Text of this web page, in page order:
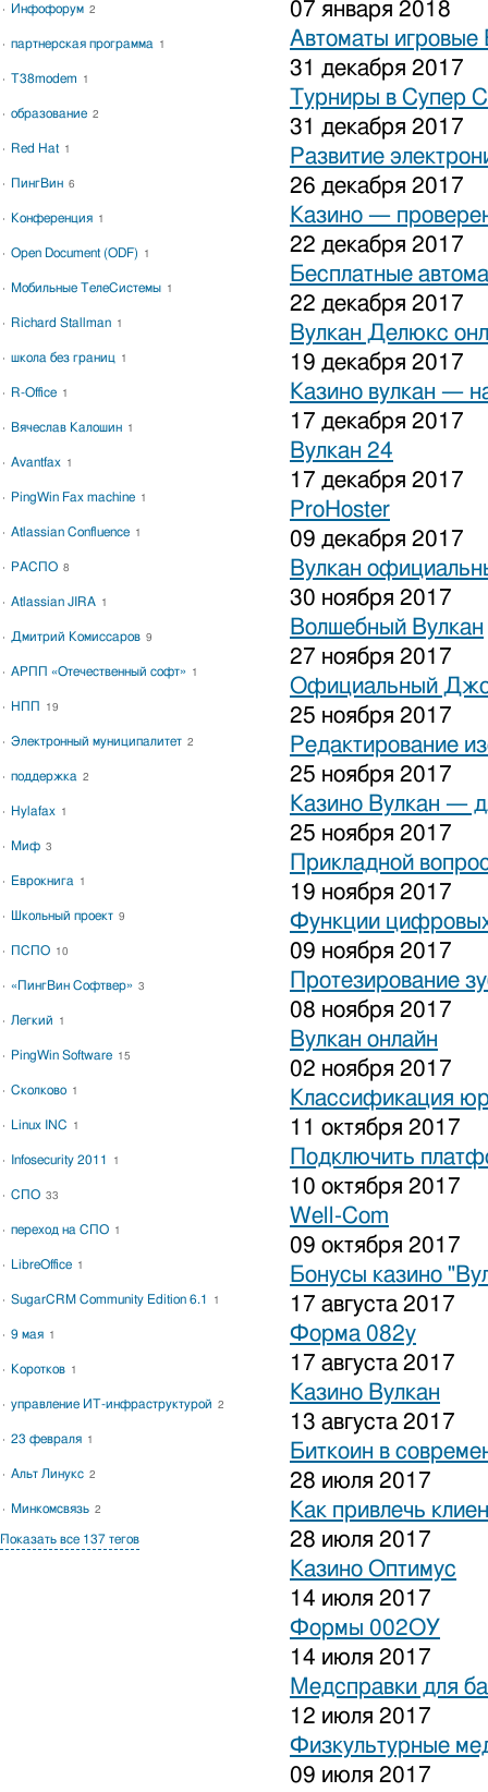
07 января 2018
Автоматы игровые
31 декабря 2017
Турниры в Супер
31 декабря 2017
Развитие
26 декабря 2017
Казино —
22 декабря 2017
Бесплатные
22 декабря 2017
Вулкан Делюкс
19 декабря 2017
Казино вулкан —
17 декабря 2017
Вулкан 24
17 декабря 2017
ProHoster
09 декабря 2017
Вулкан
30 ноября 2017
Волшебный Вулкан
27 ноября 2017
Официальный
25 ноября 2017
Редактирование
25 ноября 2017
Казино Вулкан —
25 ноября 2017
Прикладной
19 ноября 2017
Функции
09 ноября 2017
Протезирование
08 ноября 2017
Вулкан онлайн
02 ноября 2017
Классификация
11 октября 2017
Подключить
10 октября 2017
Well-Com
09 октября 2017
Бонусы казино
17 августа 2017
Форма 082у
17 августа 2017
Казино Вулкан
13 августа 2017
Биткоин в
28 июля 2017
Как привлечь
28 июля 2017
Казино Оптимус
14 июля 2017
Формы 002ОУ
14 июля 2017
Медсправки для
12 июля 2017
Физкультурные
09 июля 2017
Инфофорум 2
партнерская программа 1
T38modem 1
образование 2
Red Hat 1
ПингВин 6
Конференция 1
Open Document (ODF) 1
Мобильные ТелеСистемы 1
Richard Stallman 1
школа без границ 1
R-Office 1
Вячеслав Калошин 1
Avantfax 1
PingWin Fax machine 1
Atlassian Confluence 1
РАСПО 8
Atlassian JIRA 1
Дмитрий Комиссаров 9
АРПП «Отечественный софт» 1
НПП 19
Электронный муниципалитет 2
поддержка 2
Hylafax 1
Миф 3
Еврокнига 1
Школьный проект 9
ПСПО 10
«ПингВин Софтвер» 3
Легкий 1
PingWin Software 15
Сколково 1
Linux INC 1
Infosecurity 2011 1
СПО 33
переход на СПО 1
LibreOffice 1
SugarCRM Community Edition 6.1 1
9 мая 1
Коротков 1
управление ИТ-инфраструктурой 2
23 февраля 1
Альт Линукс 2
Минкомсвязь 2
Показать все 137 тегов